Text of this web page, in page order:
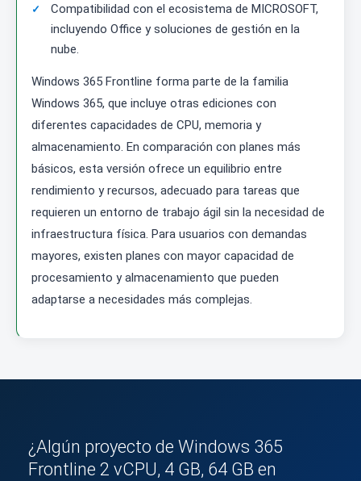
Compatibilidad con el ecosistema de MICROSOFT,
incluyendo Office y soluciones de gestión en la
nube.
Windows 365 Frontline forma parte de la familia
Windows 365, que incluye otras ediciones con
diferentes capacidades de CPU, memoria y
almacenamiento. En comparación con planes más
básicos, esta versión ofrece un equilibrio entre
rendimiento y recursos, adecuado para tareas que
requieren un entorno de trabajo ágil sin la necesidad de
infraestructura física. Para usuarios con demandas
mayores, existen planes con mayor capacidad de
procesamiento y almacenamiento que pueden
adaptarse a necesidades más complejas.
¿Algún proyecto de Windows 365
Frontline 2 vCPU, 4 GB, 64 GB en